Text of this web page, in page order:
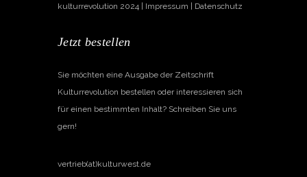
kulturrevolution 2024 | Impressum | Datenschutz
Jetzt bestellen
Sie möchten eine Ausgabe der Zeitschrift
Kulturrevolution bestellen oder interessieren sich
für einen bestimmten Inhalt? Schreiben Sie uns
gern!
vertrieb(at)kulturwest.de